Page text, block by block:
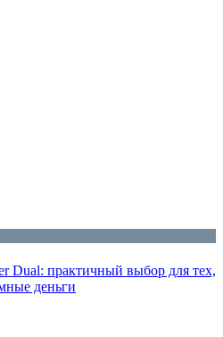
Dual: практичный выбор для тех,
деньги